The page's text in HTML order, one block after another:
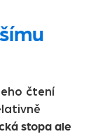
čtení
stopa ale